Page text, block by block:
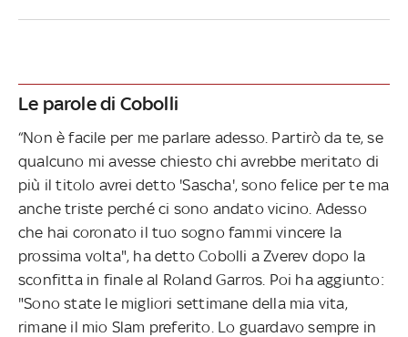
Le parole di Cobolli
“Non è facile per me parlare adesso. Partirò da te, se
qualcuno mi avesse chiesto chi avrebbe meritato di
più il titolo avrei detto 'Sascha', sono felice per te ma
anche triste perché ci sono andato vicino. Adesso
che hai coronato il tuo sogno fammi vincere la
prossima volta", ha detto Cobolli a Zverev dopo la
sconfitta in finale al Roland Garros. Poi ha aggiunto:
"Sono state le migliori settimane della mia vita,
rimane il mio Slam preferito. Lo guardavo sempre in